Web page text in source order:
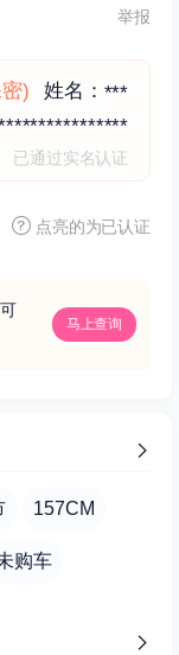
举报
) 姓名： ***
已通过实名认证
点亮的为已认证
马上查询
157CM
购车